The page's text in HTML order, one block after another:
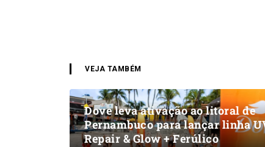
VEJA TAMBÉM
Dove leva ativação ao litoral de
Pernambuco para lançar linha
Repair & Glow + Ferúlico